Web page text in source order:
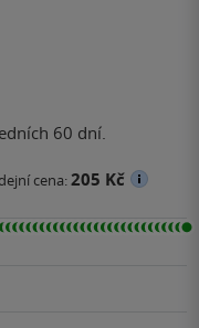
60 dní.
cena:205 Kč